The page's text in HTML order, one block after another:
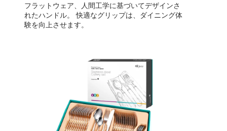
フラットウェア、人間工学に基づいてデザインさ
れたハンドル。
快適なグリップは、ダイニング体
験を向上させます。